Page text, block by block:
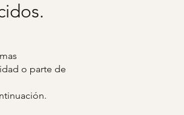
o parte de